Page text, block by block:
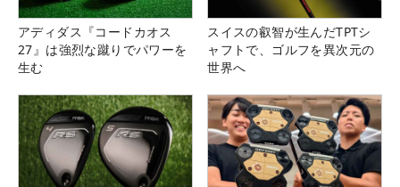
アディダス『コードカオス
27』は強烈な蹴りでパワーを
生む
スイスの叡智が生んだTPTシ
ャフトで、ゴルフを異次元の
世界へ